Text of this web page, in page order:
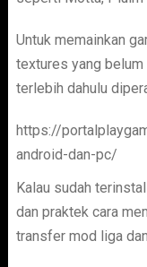
Untuk memainkan
textures yang belum
terlebih dahulu
https://
android-dan-pc/
Kalau sudah
dan praktek cara
transfer mod liga